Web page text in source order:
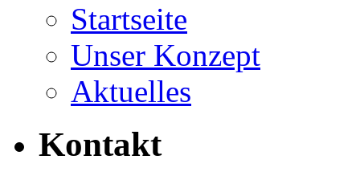
Startseite
Unser Konzept
Aktuelles
Kontakt